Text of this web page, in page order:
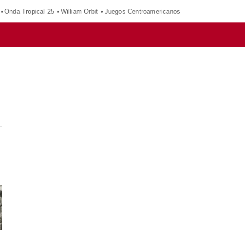
Onda Tropical 25 William Orbit Juegos Centroamericanos